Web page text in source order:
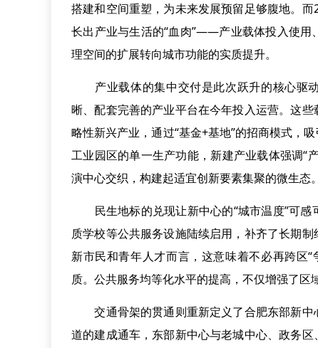
搭建和空间重塑，为未来发展预留足够腹地。
长出产业与生活的“血肉”——产业载体投入使用
理空间的扩展转向城市功能的实质提升。
产业载体的集中交付是此次跃升的核心驱动
晰、配套完善的产业平台在今年投入运营。这
略性新兴产业，通过“基金+基地”的招商模式，
工业园区的单一生产功能，新建产业载体强调
演中心交织，构建起适宜创新要素集聚的微生态。
民生地标的兑现让新中心的“城市温度”可感
质学校等公共服务设施陆续启用，补齐了长期
新市民和青年人才而言，这意味着不必再跨区
质。公共服务均等化水平的提高，不仅增强了区
交通骨架的贯通则重新定义了合肥东部新中
道的建成通车，东部新中心与老城中心、政务